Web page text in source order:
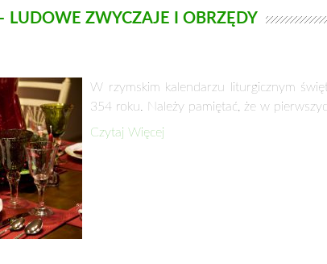
LUDOWE ZWYCZAJE I OBRZĘDY
W rzymskim kalendarzu liturgicznym
354 roku. Należy pamiętać, że w
Czytaj Więcej